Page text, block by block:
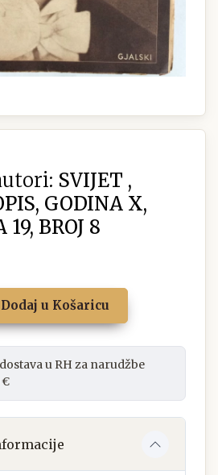
SVIJET ,
GODINA X,
19, BROJ 8
u Košaricu
u RH za narudžbe
€